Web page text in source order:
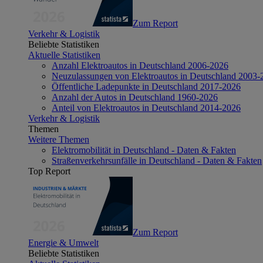
Zum Report
Verkehr & Logistik
Beliebte Statistiken
Aktuelle Statistiken
Anzahl Elektroautos in Deutschland 2006-2026
Neuzulassungen von Elektroautos in Deutschland 2003-
Öffentliche Ladepunkte in Deutschland 2017-2026
Anzahl der Autos in Deutschland 1960-2026
Anteil von Elektroautos in Deutschland 2014-2026
Verkehr & Logistik
Themen
Weitere Themen
Elektromobilität in Deutschland - Daten & Fakten
Straßenverkehrsunfälle in Deutschland - Daten & Fakten
Top Report
Zum Report
Energie & Umwelt
Beliebte Statistiken